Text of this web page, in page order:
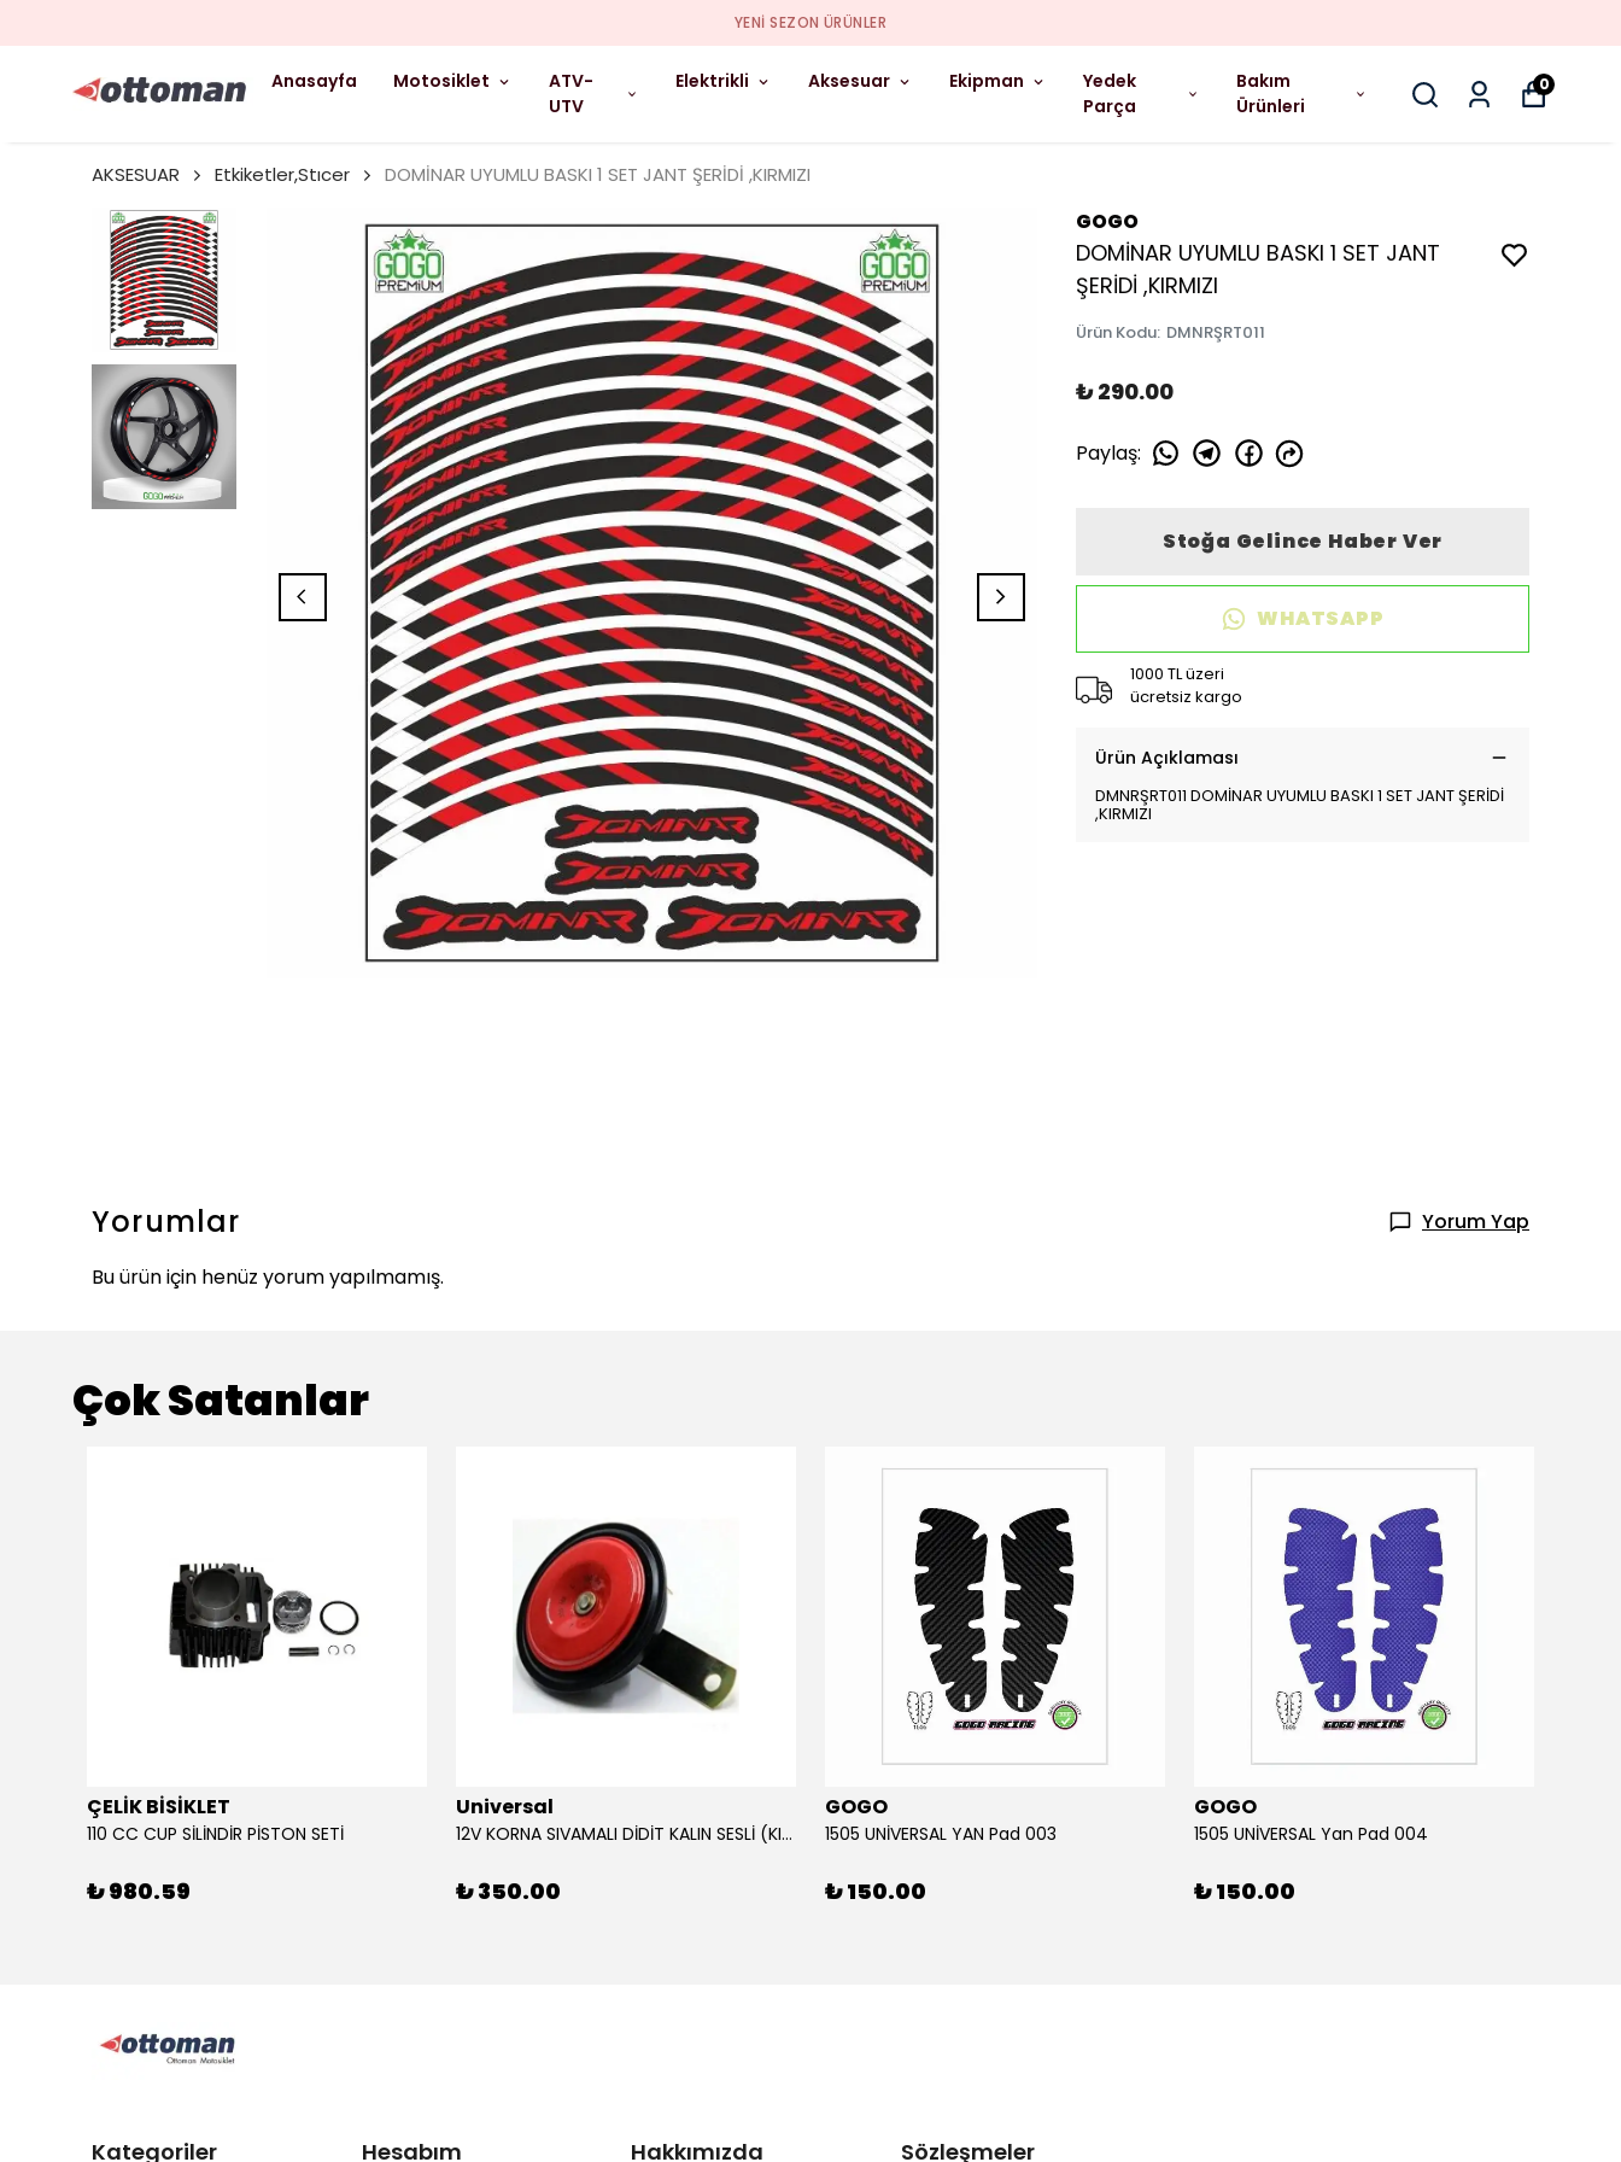
YENI SEZON ÜRÜNLER
Anasayfa Motosiklet
ATV-
UTV
Elektrikli Aksesuar Ekipman
Yedek
Parça
Bakım
Ürünleri
0
AKSESUAR Etkiketler,Stıcer DOMİNAR UYUMLU BASKI 1 SET JANT ŞERİDİ ,KIRMIZI
GOGO
DOMİNAR UYUMLU BASKI 1 SET JANT
ŞERİDİ ,KIRMIZI
Ürün Kodu: DMNRŞRT011
₺ 290.00
Paylaş:
Stoğa Gelince Haber Ver
WHATSAPP
1000 TL üzeri
ücretsiz kargo
Ürün Açıklaması
DMNRŞRT011 DOMİNAR UYUMLU BASKI 1 SET JANT ŞERİDİ
,KIRMIZI
Yorumlar
Yorum Yap
Bu ürün için henüz yorum yapılmamış.
Çok Satanlar
ÇELİK BİSİKLET
110 CC CUP SİLİNDİR PİSTON SETİ
₺ 980.59
Universal
12V KORNA SIVAMALI DİDİT KALIN SESLİ (KIRMIZI)
₺ 350.00
GOGO
1505 UNİVERSAL YAN Pad 003
₺ 150.00
GOGO
1505 UNİVERSAL Yan Pad 004
₺ 150.00
Kategoriler Hesabım Hakkımızda Sözleşmeler